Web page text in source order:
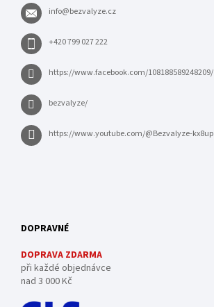
info@bezvalyze.cz
+420 799 027 222
https://www.facebook.com/108188589248209/
bezvalyze/
https://www.youtube.com/@Bezvalyze-kx8up
DOPRAVNÉ
DOPRAVA ZDARMA
při každé objednávce
nad 3 000 Kč